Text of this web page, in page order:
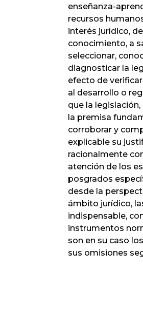
enseñanza-
recursos
interés jurídico,
conocimiento, a
seleccionar,
diagnosticar la
efecto de
al desarrollo o
que la
la premisa
corroborar y
explicable su
racionalmente
atención de los
posgrados
desde la
ámbito jurídico,
indispensable,
instrumentos
son en su caso
sus omisiones